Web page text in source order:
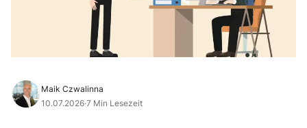
Maik Czwalinna
10.07.2026·7 Min Lesezeit